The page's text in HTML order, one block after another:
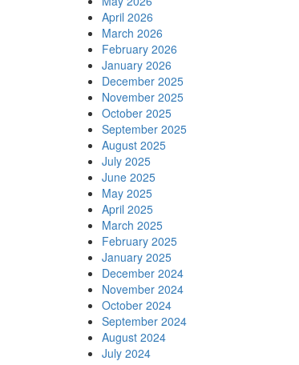
April 2026
March 2026
February 2026
January 2026
December 2025
November 2025
October 2025
September 2025
August 2025
July 2025
June 2025
May 2025
April 2025
March 2025
February 2025
January 2025
December 2024
November 2024
October 2024
September 2024
August 2024
July 2024